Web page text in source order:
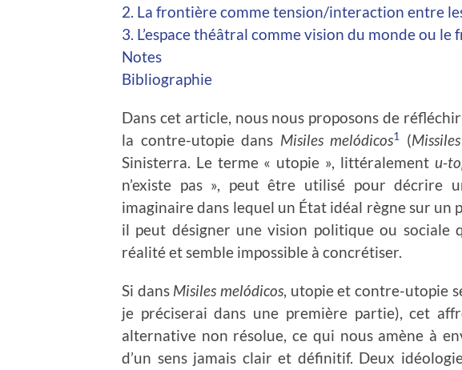
2. La frontière comme tension/interaction entre
3. L’espace théâtral comme vision du monde ou
Notes
Bibliographie
Dans cet article, nous nous proposons de
la contre-utopie dans Misiles melódicos1 (
Sinisterra. Le terme « utopie », littéralement u-
n’existe pas », peut être utilisé pour décrire
imaginaire dans lequel un État idéal règne sur un
il peut désigner une vision politique ou sociale
réalité et semble impossible à concrétiser.
Si dans Misiles melódicos, utopie et contre-utopie
je préciserai dans une première partie), cet
alternative non résolue, ce qui nous amène à
d’un sens jamais clair et définitif. Deux